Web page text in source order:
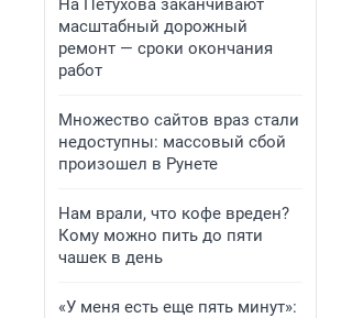
На Петухова заканчивают
масштабный дорожный
ремонт — сроки окончания
работ
Множество сайтов враз стали
недоступны: массовый сбой
произошел в Рунете
Нам врали, что кофе вреден?
Кому можно пить до пяти
чашек в день
«У меня есть еще пять минут»: